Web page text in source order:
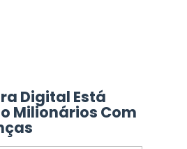
Digital Está
Milionários Com